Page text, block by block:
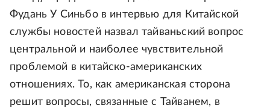
Фудань У Синьбо в интервью для Китайской
службы новостей назвал тайваньский вопрос
центральной и наиболее чувствительной
проблемой в китайско-американских
отношениях. То, как американская сторона
решит вопросы, связанные с Тайванем, в